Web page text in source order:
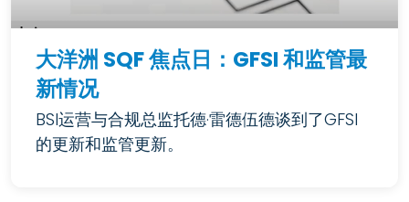
大洋洲 SQF 焦点日：GFSI 和监管最
新情况
BSI运营与合规总监托德·雷德伍德谈到了GFSI
的更新和监管更新。